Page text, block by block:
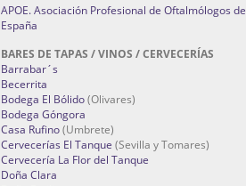
APOE. Asociación Profesional de Oftalmólogos de
España
BARES DE TAPAS / VINOS / CERVECERÍAS
Barrabar´s
Becerrita
Bodega El Bólido(Olivares)
Bodega Góngora
Casa Rufino(Umbrete)
Cervecerías El Tanque (Sevilla y Tomares)
Cervecería La Flor del Tanque
Doña Clara